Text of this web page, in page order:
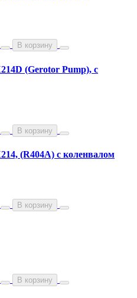
В корзину
(Gerotor Pump), с
В корзину
(R404A) с коленвалом
В корзину
В корзину